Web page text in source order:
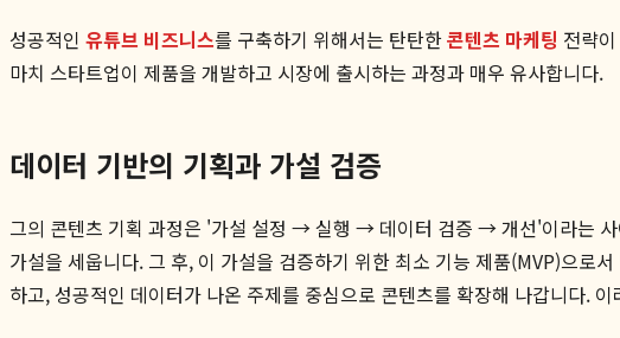
성공적인 유튜브 비즈니스를 구축하기 위해서는 탄탄한콘텐츠 마케팅 전략
마치 스타트업이 제품을 개발하고 시장에 출시하는 과정과 매우 유사합니다.
데이터 기반의 기획과 가설 검증
그의 콘텐츠 기획 과정은 '가설 설정 → 실행 → 데이터 검증 → 개선'이라는
가설을 세웁니다. 그 후, 이 가설을 검증하기 위한 최소 기능 제품(MVP)으로
하고, 성공적인 데이터가 나온 주제를 중심으로 콘텐츠를 확장해 나갑니다.